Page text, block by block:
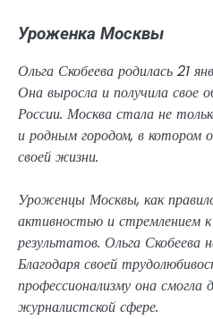
Уроженка Москвы
Ольга Скобеева родилась 21
Она выросла и получила свое
России. Москва стала не
и родным городом, в котором
своей жизни.
Уроженцы Москвы, как
активностью и стремлением
результатов. Ольга Скобеева
Благодаря своей
профессионализму она смогла
журналистской сфере.